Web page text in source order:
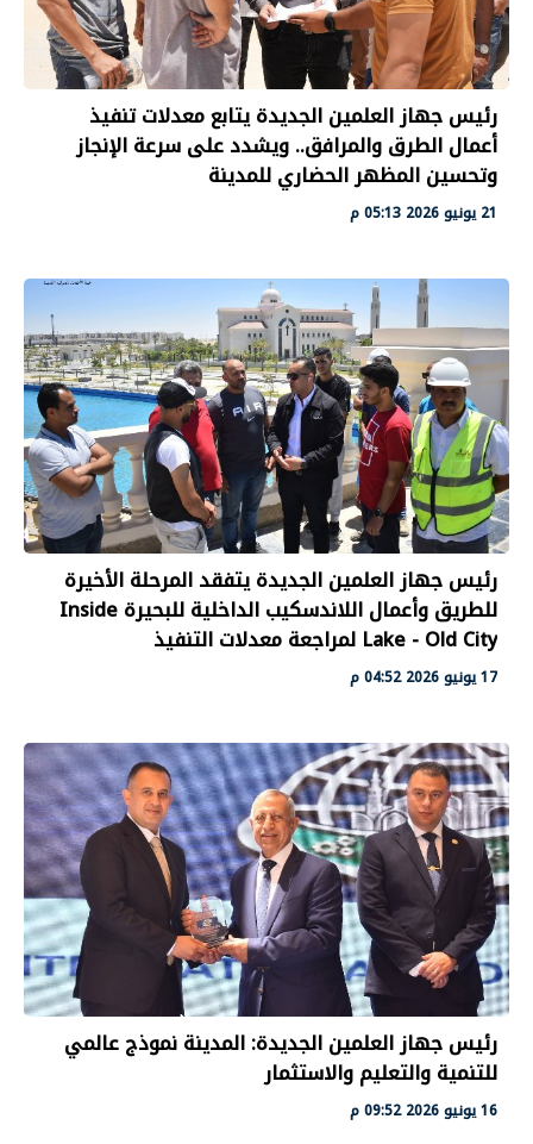
رئيس جهاز العلمين الجديدة يتابع معدلات تنفيذ
أعمال الطرق والمرافق.. ويشدد على سرعة الإنجاز
وتحسين المظهر الحضاري للمدينة
21 يونيو 2026 05:13 م
رئيس جهاز العلمين الجديدة يتفقد المرحلة الأخيرة
للطريق وأعمال اللاندسكيب الداخلية للبحيرة Inside
Lake - Old City لمراجعة معدلات التنفيذ
17 يونيو 2026 04:52 م
رئيس جهاز العلمين الجديدة: المدينة نموذج عالمي
للتنمية والتعليم والاستثمار
16 يونيو 2026 09:52 م